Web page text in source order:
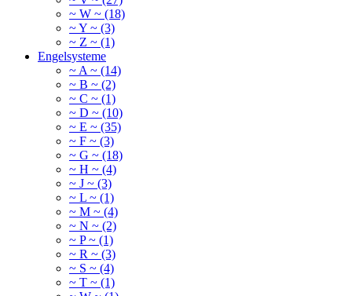
~ W ~ (18)
~ Y ~ (3)
~ Z ~ (1)
Engelsysteme
~ A ~ (14)
~ B ~ (2)
~ C ~ (1)
~ D ~ (10)
~ E ~ (35)
~ F ~ (3)
~ G ~ (18)
~ H ~ (4)
~ J ~ (3)
~ L ~ (1)
~ M ~ (4)
~ N ~ (2)
~ P ~ (1)
~ R ~ (3)
~ S ~ (4)
~ T ~ (1)